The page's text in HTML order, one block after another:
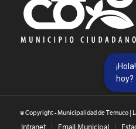
© Copyright - Municipalidad de Temuco |
Intranet Email Municipal
hoy?